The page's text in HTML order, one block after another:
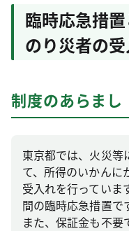
臨時応急措
のり災者の
制度のあらまし
東京都では、火災等
て、所得のいかんに
受入れを行っていま
間の臨時応急措置で
また、保証金も不要